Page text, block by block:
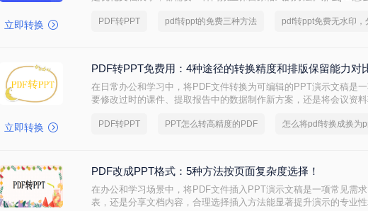
立即转换 PDF转PPT pdf转ppt的免费三种方法
立即转换
PDF转PPT免费用：4种途径的转换精度和排版保留能力对
在日常办公和学习中，将PDF文件转换为可编辑的PPT演示文稿是
要修改过时的课件、提取报告中的数据制作新方案，还是将会议资
PDF转PPT PPT怎么转高精度的PDF
PDF改成PPT格式：5种方法按页面复杂度选择！
在办公和学习场景中，将PDF文件插入PPT演示文稿是一项常见需
表，还是分享文档内容，合理选择插入方法能显著提升演示的专业